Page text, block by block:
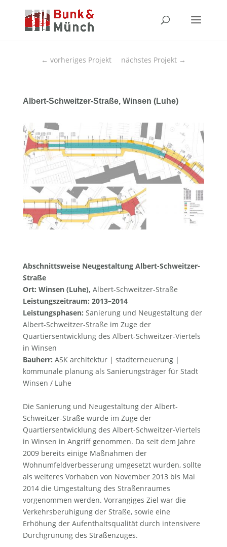
← vorheriges Projekt nächstes Projekt →
Albert-Schweitzer-Straße, Winsen (Luhe)
Abschnittsweise Neugestaltung Albert-Schweitzer-
Straße
Ort: Winsen (Luhe), Albert-Schweitzer-Straße
Leistungszeitraum: 2013–2014
Leistungsphasen: Sanierung und Neugestaltung der
Albert-Schweitzer-Straße im Zuge der
Quartiersentwicklung des Albert-Schweitzer-Viertels
in Winsen
Bauherr: ASK architektur | stadterneuerung |
kommunale planung als Sanierungsträger für Stadt
Winsen / Luhe
Die Sanierung und Neugestaltung der Albert-
Schweitzer-Straße wurde im Zuge der
Quartiersentwicklung des Albert-Schweitzer-Viertels
in Winsen in Angriff genommen. Da seit dem Jahre
2009 bereits einige Maßnahmen der
Wohnumfeldverbesserung umgesetzt wurden, sollte
als weiteres Vorhaben von November 2013 bis Mai
2014 die Umgestaltung des Straßenraumes
vorgenommen werden. Vorrangiges Ziel war die
Verkehrsberuhigung der Straße, sowie eine
Erhöhung der Aufenthaltsqualität durch intensivere
Durchgrünung des Straßenzuges.